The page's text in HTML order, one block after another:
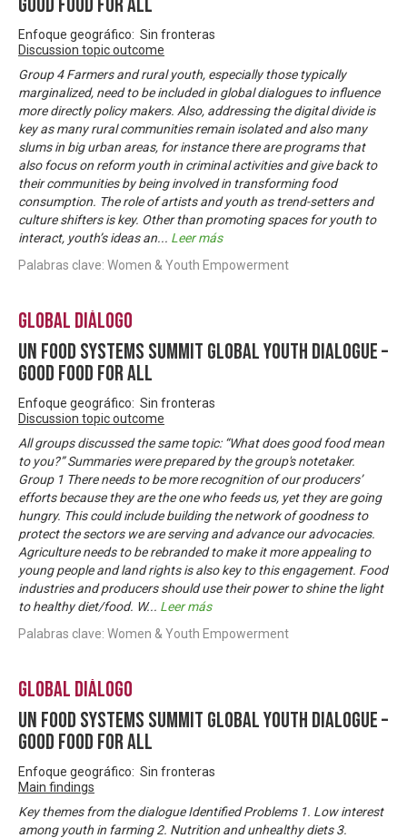
Enfoque geográfico: Sin fronteras
Discussion topic outcome
Group 4 Farmers and rural youth, especially those typically
marginalized, need to be included in global dialogues to influence
more directly policy makers. Also, addressing the digital divide is
key as many rural communities remain isolated and also many
slums in big urban areas, for instance there are programs that
also focus on reform youth in criminal activities and give back to
their communities by being involved in transforming food
consumption. The role of artists and youth as trend-setters and
culture shifters is key. Other than promoting spaces for youth to
interact, youth’s ideas an... Leer más
Palabras clave: Women & Youth Empowerment
Global Diálogo
UN Food Systems Summit Global Youth Dialogue –
Good Food For All
Enfoque geográfico: Sin fronteras
Discussion topic outcome
All groups discussed the same topic: “What does good food mean
to you?” Summaries were prepared by the group's notetaker.
Group 1 There needs to be more recognition of our producers’
efforts because they are the one who feeds us, yet they are going
hungry. This could include building the network of goodness to
protect the sectors we are serving and advance our advocacies.
Agriculture needs to be rebranded to make it more appealing to
young people and land rights is also key to this engagement. Food
industries and producers should use their power to shine the light
to healthy diet/food. W... Leer más
Palabras clave: Women & Youth Empowerment
Global Diálogo
UN Food Systems Summit Global Youth Dialogue –
Good Food For All
Enfoque geográfico: Sin fronteras
Main findings
Key themes from the dialogue Identified Problems 1. Low interest
among youth in farming 2. Nutrition and unhealthy diets 3.